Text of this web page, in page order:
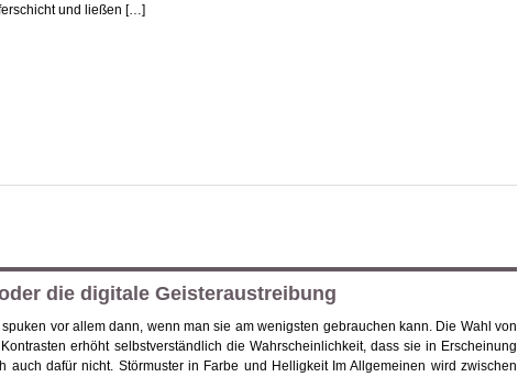
und ließen […]
die digitale Geisteraustreibung
vor allem dann, wenn man sie am wenigsten gebrauchen kann. Die Wahl von
erhöht selbstverständlich die Wahrscheinlichkeit, dass sie in Erscheinung
auch dafür nicht. Störmuster in Farbe und Helligkeit Im Allgemeinen wird zwischen